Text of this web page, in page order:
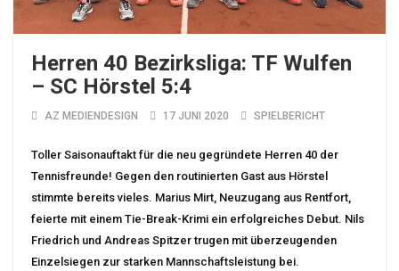
Herren 40 Bezirksliga: TF Wulfen
– SC Hörstel 5:4
AZ MEDIENDESIGN 17 JUNI 2020 SPIELBERICHT
Toller Saisonauftakt für die neu gegründete Herren 40 der
Tennisfreunde! Gegen den routinierten Gast aus Hörstel
stimmte bereits vieles. Marius Mirt, Neuzugang aus Rentfort,
feierte mit einem Tie-Break-Krimi ein erfolgreiches Debut. Nils
Friedrich und Andreas Spitzer trugen mit überzeugenden
Einzelsiegen zur starken Mannschaftsleistung bei.